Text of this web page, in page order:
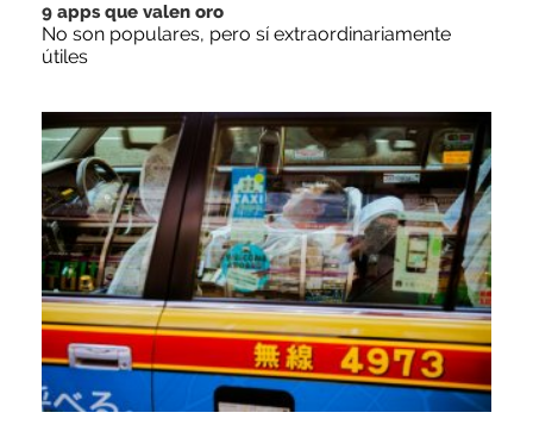
9 apps que valen oro
No son populares, pero sí extraordinariamente
útiles